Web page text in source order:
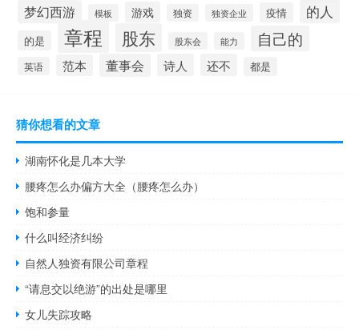
梦幻西游 模板 游戏 独资 独资企业 疫情 的人
的是 章程 股东 股东会 能力 自己的
英语 范本 董事会 诗人 还不 都是
猜你想看的文章
湖南怀化是几本大学
腰疼怎么办偏方大全（腰疼怎么办）
饱和参量
什么叫经济纠纷
自然人独资有限公司章程
“请息交以绝游”的出处是哪里
女儿失踪攻略